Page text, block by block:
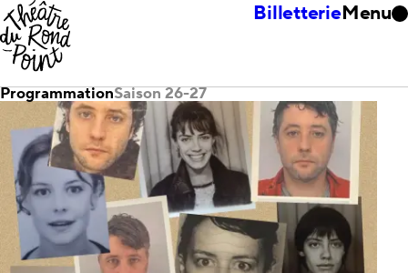
BilletterieMenu
ProgrammationSaison 26-27